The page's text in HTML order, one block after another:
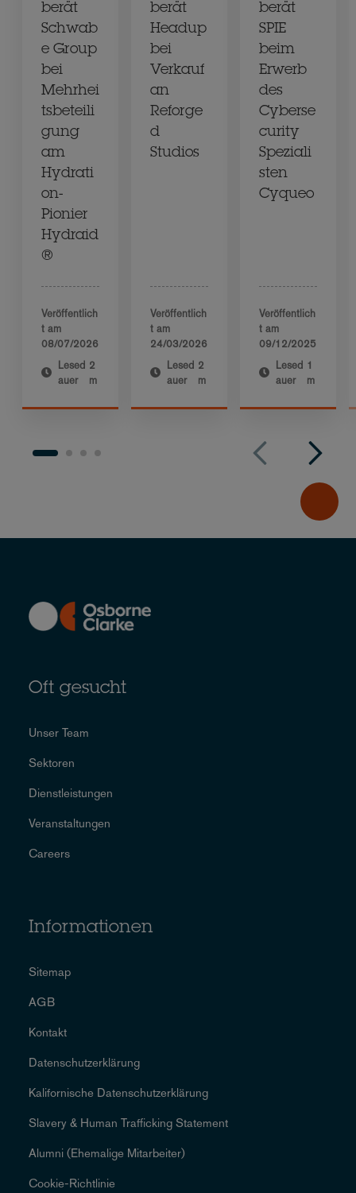
berät
Schwab
e Group
bei
Mehrhei
tsbeteili
gung
am
Hydrati
on-
Pionier
Hydraid
®
Veröffentlich
t am
08/07/2026
Lesed
auer
2
m
berät
Headup
bei
Verkauf
an
Reforge
d
Studios
Veröffentlich
t am
24/03/2026
Lesed
auer
2
m
berät
SPIE
beim
Erwerb
des
Cyberse
curity
Speziali
sten
Cyqueo
Veröffentlich
t am
09/12/2025
Lesed
auer
1
m
Oft gesucht
Unser Team
Sektoren
Dienstleistungen
Veranstaltungen
Careers
Informationen
Sitemap
AGB
Kontakt
Datenschutzerklärung
Kalifornische Datenschutzerklärung
Slavery & Human Trafficking Statement
Alumni (Ehemalige Mitarbeiter)
Cookie-Richtlinie